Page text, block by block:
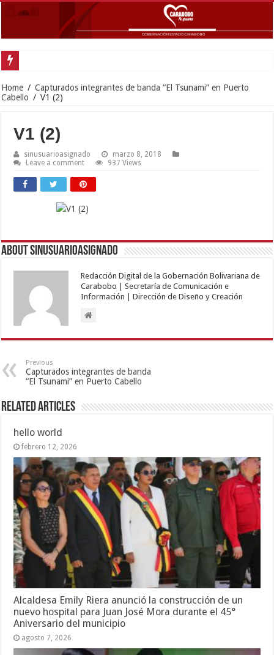
Home / Capturados integrantes de banda “El Tsunami” en Puerto
Cabello / V1 (2)
V1 (2)
sinusuarioasignado
marzo 8, 2018
Leave a comment
937 Views
About sinusuarioasignado
Redacción Digital de la Gobernación Bolivariana de
Carabobo | Secretaría de Comunicación e
Información | Dirección de Diseño y Creación
Previous
Capturados integrantes de banda
“El Tsunami” en Puerto Cabello
Related Articles
hello world
febrero 12, 2026
Alcaldesa Emily Riera anunció la construcción de un
nuevo hospital para Juan José Mora durante el 45°
Aniversario del municipio
agosto 7, 2026